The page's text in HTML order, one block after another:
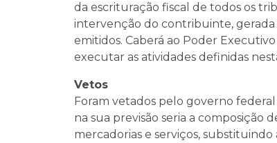
da escrituração fiscal de todos os
intervenção do contribuinte,
emitidos. Caberá ao Poder
executar as atividades definidas
Vetos
Foram vetados pelo governo
na sua previsão seria a composição
mercadorias e serviços, substituindo